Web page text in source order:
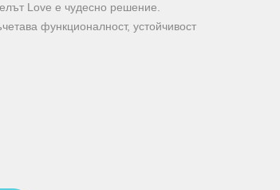
Love е чудесно решение.
функционалност, устойчивост